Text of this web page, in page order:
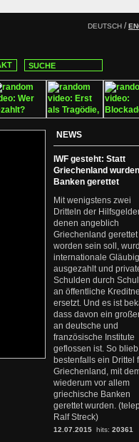
DEUTSCH /
NEWS
IWF gesteht: Statt
Griechenland wurden
Banken gerettet
Mit wenigstens zwei
Dritteln der
denen angeblich
Griechenland gerettet
worden sein soll,
internationale
ausgezahlt und
Schulden durch
an öffentliche
ersetzt. Und es ist
dass davon ein großer
an deutsche und
französische Institute
geflossen ist. So
bestenfalls ein Drittel
Griechenland, mit
wiederum vor allem
griechische Banken
gerettet wurden.
Ralf Streck)
12.07.2015 hits: 20361